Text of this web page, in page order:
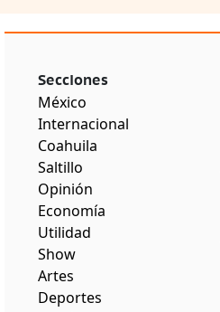
Secciones
México
Internacional
Coahuila
Saltillo
Opinión
Economía
Utilidad
Show
Artes
Deportes